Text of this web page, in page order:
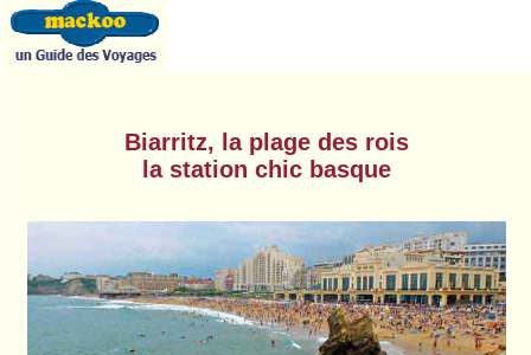
Biarritz, la plage des rois
la station chic basque